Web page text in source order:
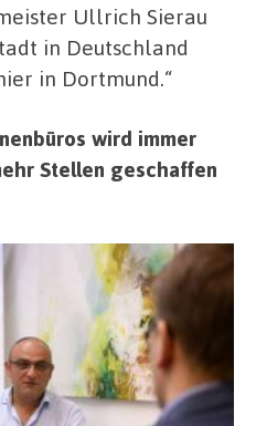
Ullrich Sierau
in Deutschland
in Dortmund.“
wird immer
Stellen geschaffen